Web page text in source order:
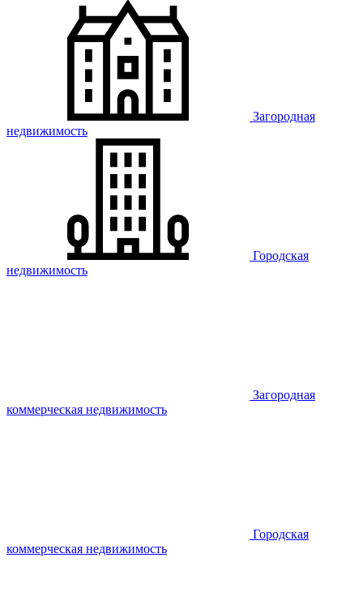
Загородная
недвижимость
Городская
недвижимость
Загородная
коммерческая недвижимость
Городская
коммерческая недвижимость